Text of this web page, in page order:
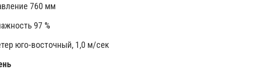
760 мм
97 %
юго-восточный, 1,0 м/сек